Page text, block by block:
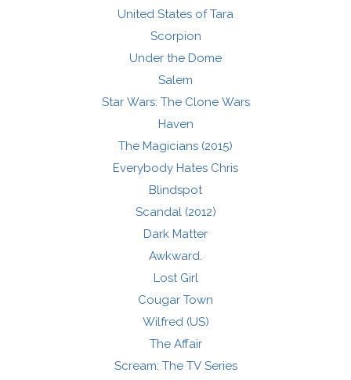
United States of Tara
Scorpion
Under the Dome
Salem
Star Wars: The Clone Wars
Haven
The Magicians (2015)
Everybody Hates Chris
Blindspot
Scandal (2012)
Dark Matter
Awkward.
Lost Girl
Cougar Town
Wilfred (US)
The Affair
Scream: The TV Series